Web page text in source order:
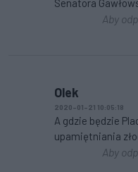
Senatora
Aby
Olek
2020-01-21 10:05:18
A gdzie będzie
upamiętniania
Aby